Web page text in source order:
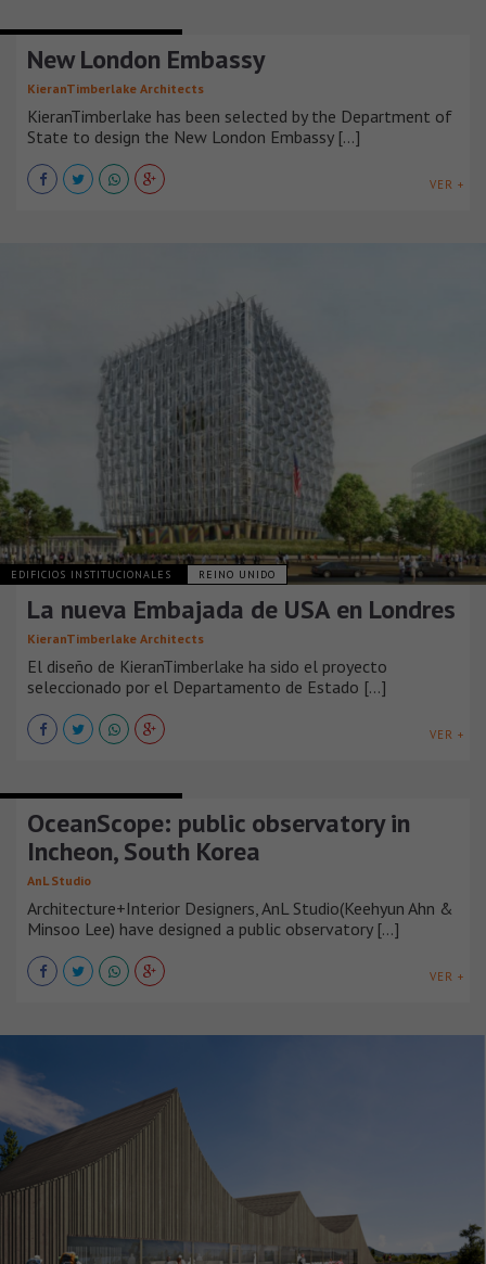
New London Embassy
KieranTimberlake Architects
KieranTimberlake has been selected by the Department of
State to design the New London Embassy [...]
VER +
EDIFICIOS INSTITUCIONALES REINO UNIDO
La nueva Embajada de USA en Londres
KieranTimberlake Architects
El diseño de KieranTimberlake ha sido el proyecto
seleccionado por el Departamento de Estado [...]
VER +
OceanScope: public observatory in
Incheon, South Korea
AnL Studio
Architecture+Interior Designers, AnL Studio(Keehyun Ahn &
Minsoo Lee) have designed a public observatory [...]
VER +